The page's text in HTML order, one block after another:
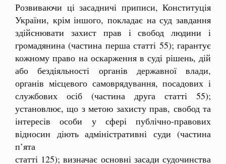
Розвиваючи ці засадничі приписи, Конституція
України, крім іншого, покладає на суд завдання
здійснювати захист прав і свобод людини і
громадянина (частина перша статті 55); гарантує
кожному право на оскарження в суді рішень, дій
або бездіяльності органів державної влади,
органів місцевого самоврядування, посадових і
службових осіб (частина друга статті 55);
установлює, що з метою захисту прав, свобод та
інтересів особи у сфері публічно-правових
відносин діють адміністративні суди (частина
п’ята
статті 125); визначає основні засади судочинства